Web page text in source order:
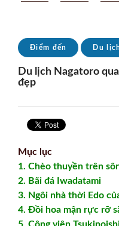
Điểm đến Du lịch
Du lịch Nagatoro
đẹp
Mục lục
1. Chèo thuyền trên
2. Bãi đá Iwadatami
3. Ngôi nhà thời Edo
4. Đồi hoa mận rực rỡ